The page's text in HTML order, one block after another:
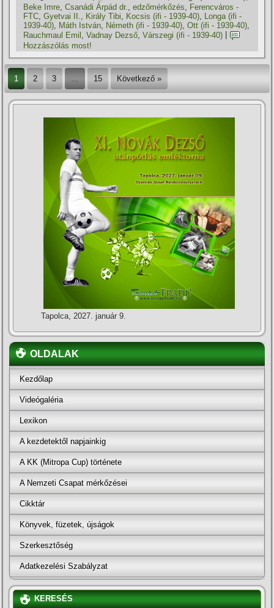
Beke Imre,Csanádi Árpád dr.,edzőmérkőzés, Ferencváros -
FTC,Gyetvai II., Király Tibi, Kocsis (ifi - 1939-40), Longa (ifi -
1939-40), Máth István, Németh (ifi - 1939-40),Ott (ifi - 1939-40),
Rauchmaul Emil ,Vadnay Dezső ,Várszegi (ifi - 1939-40)
Hozzászólás most!
1 2 3 … 15 Következő »
Tapolca, 2027. január 9.
OLDALAK
Kezdőlap
Videógaléria
Lexikon
A kezdetektől napjainkig
A KK (Mitropa Cup) története
A Nemzeti Csapat mérkőzései
Cikktár
Könyvek, füzetek, újságok
Szerkesztőség
Adatkezelési Szabályzat
KERESÉS